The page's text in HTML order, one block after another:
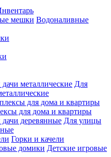
Водоналивные
Для
для дома и квартиры
Для улицы
Горки и качели
Детские игровые